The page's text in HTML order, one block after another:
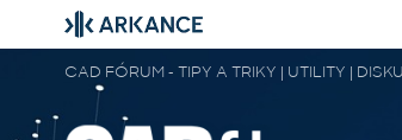
CAD FÓRUM - TIPY A TRIKY | UTILITY |